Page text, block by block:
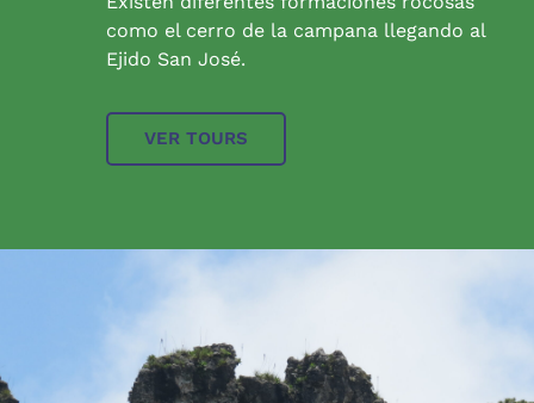
como el cerro de la campana llegando al
Ejido San José.
VER TOURS